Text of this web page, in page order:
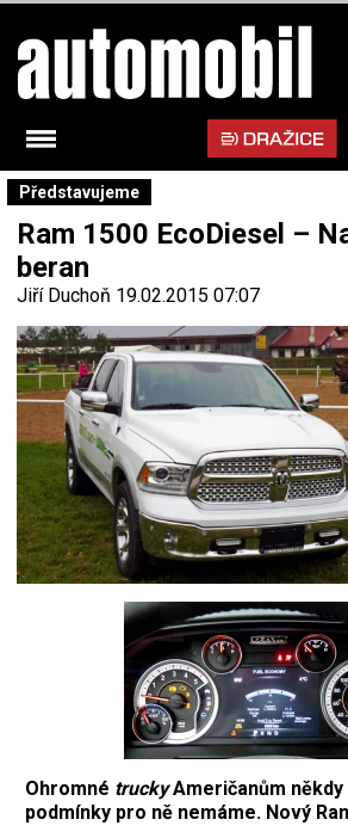
Představujeme
Ram 1500 EcoDiesel –
beran
Jiří Duchoň 19.02.2015 07:07
Ohromné truckyAmeričanům někdy
podmínky pro ně nemáme. Nový